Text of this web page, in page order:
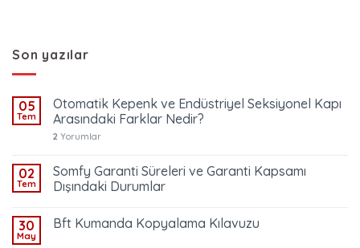
Son yazılar
05
Tem
Otomatik Kepenk ve Endüstriyel Seksiyonel Kapı
Arasındaki Farklar Nedir?
2 Yorumlar
02
Tem
Somfy Garanti Süreleri ve Garanti Kapsamı
Dışındaki Durumlar
30
May
Bft Kumanda Kopyalama Kılavuzu